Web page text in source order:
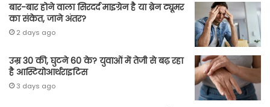
बार-बार होने वाला सिरदर्द माइग्रेन है या ब्रेन ट्यूमर
का संकेत, जाने अंतर?
2 days ago
उम्र 30 की, घुटने 60 के? युवाओं में तेजी से बढ़ रहा
है आस्टियोआर्थराइटिस
3 days ago